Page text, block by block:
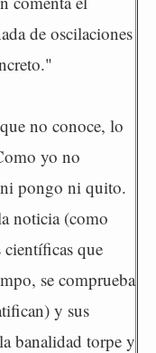
de oscilaciones
no conoce, lo
yo no
ni pongo ni quito.
noticia (como
que
se comprueba
y sus
banalidad torpe y